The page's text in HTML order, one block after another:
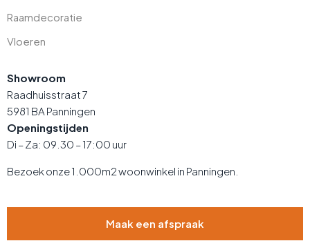
Raamdecoratie
Vloeren
Showroom
Raadhuisstraat 7
5981 BA Panningen
Openingstijden
Di – Za: 09.30 – 17:00 uur
Bezoek onze 1.000m2 woonwinkel in Panningen.
Maak een afspraak